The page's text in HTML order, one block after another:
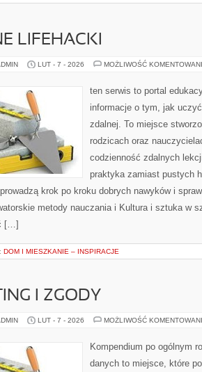
LIFEHACKI
LUT - 7 - 2026 MOŻLIWOŚĆ
ten serwis to portal
informacje o tym, jak
zdalnej. To miejsce
rodzicach oraz
codzienność zdalnych
praktyka zamiast pustych
krok po kroku dobrych nawyków i
metody nauczania i Kultura i sztuka w
[…]
DOM I MIESZKANIE – INSPIRACJE
I ZGODY
LUT - 7 - 2026 MOŻLIWOŚĆ
Kompendium po ogólnym
danych to miejsce, które